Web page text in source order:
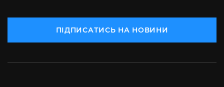
ПІДПИСАТИСЬ НА НОВИНИ